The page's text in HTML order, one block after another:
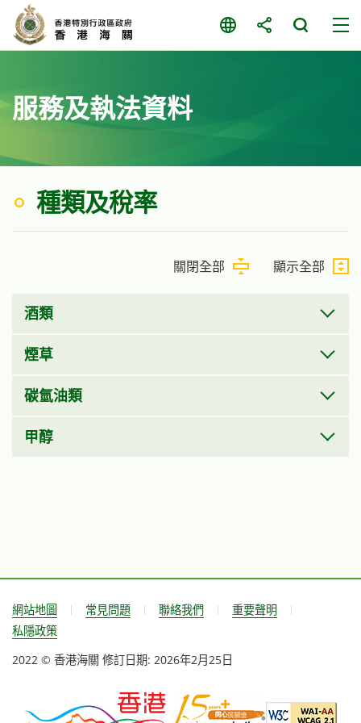
主
服務及執法資料
種類及稅率
顯示全部
關閉全部
酒類
煙草
碳氫油類
甲醇
網站地圖 常見問題 聯絡我們
重要聲明
私隱政策
2022 © 香港海關 修訂日期: 2026年2月25日